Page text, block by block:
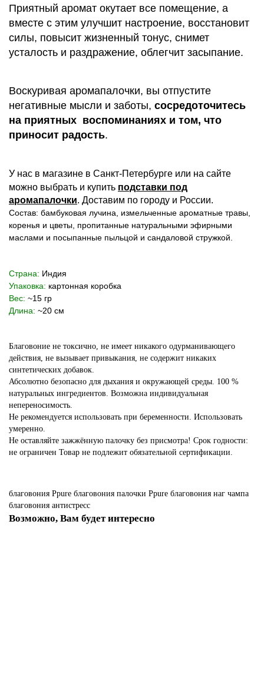
Приятный аромат окутает все помещение, а
вместе с этим улучшит настроение, восстановит
силы, повысит жизненный тонус, снимет
усталость и раздражение, облегчит засыпание.
Воскуривая аромапалочки, вы отпустите
негативные мысли и заботы, сосредоточитесь
на приятных воспоминаниях и том, что
приносит радость.
У нас в магазине в Санкт-Петербурге или на сайте
можно выбрать и купить подставки под
аромапалочки. Доставим по городу и России.
Состав: бамбуковая лучина, измельченные ароматные травы,
коренья и цветы, пропитанные натуральными эфирными
маслами и посыпанные пыльцой и сандаловой стружкой.
Страна: Индия
Упаковка: картонная коробка
Вес: ~15 гр
Длина: ~20 см
Благовоние не токсично, не имеет никакого одурманивающего
действия, не вызывает привыкания, не содержит никаких
синтетических добавок.
Абсолютно безопасно для дыхания и окружающей среды. 100 %
натуральных ингредиентов. Возможна индивидуальная
непереносимость.
Не рекомендуется использовать при беременности. Использовать
умеренно.
Не оставляйте зажжённую палочку без присмотра! Срок годности:
не ограничен Товар не подлежит обязательной сертификации.
благовония Ppure благовония палочки Ppure благовония наг чампа
благовония антистресс
Возможно, Вам будет интересно